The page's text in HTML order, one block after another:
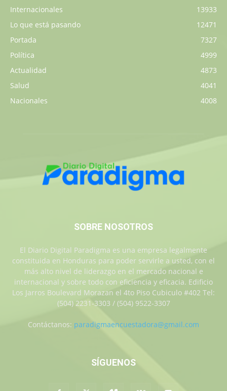
Internacionales
13933
Lo que está pasando
12471
Portada
7327
Política
4999
Actualidad
4873
Salud
4041
Nacionales
4008
SOBRE NOSOTROS
El Diario Digital Paradigma es una empresa legalmente
constituida en Honduras para poder servirle a usted, con el
más alto nivel de liderazgo en el mercado nacional e
internacional y sobre todo con eficiencia y eficacia. Edificio
Los Jarros Boulevard Morazan el 4to Piso Cubiculo #402 Tel:
(504) 2231-3303 / (504) 9522-3307
Contáctanos: paradigmaencuestadora@gmail.com
SÍGUENOS